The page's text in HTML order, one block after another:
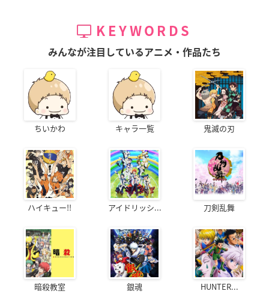
KEYWORDS
みんなが注目しているアニメ・作品たち
ちいかわ キャラ一覧 鬼滅の刃
ハイキュー!! アイドリッシ... 刀剣乱舞
暗殺教室 銀魂 HUNTER...